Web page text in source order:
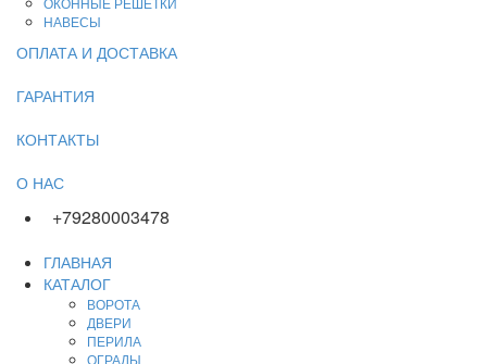
НАВЕСЫ
ОПЛАТА И ДОСТАВКА
ГАРАНТИЯ
КОНТАКТЫ
О НАС
+79280003478
ГЛАВНАЯ
КАТАЛОГ
ВОРОТА
ДВЕРИ
ПЕРИЛА
ОГРАДЫ